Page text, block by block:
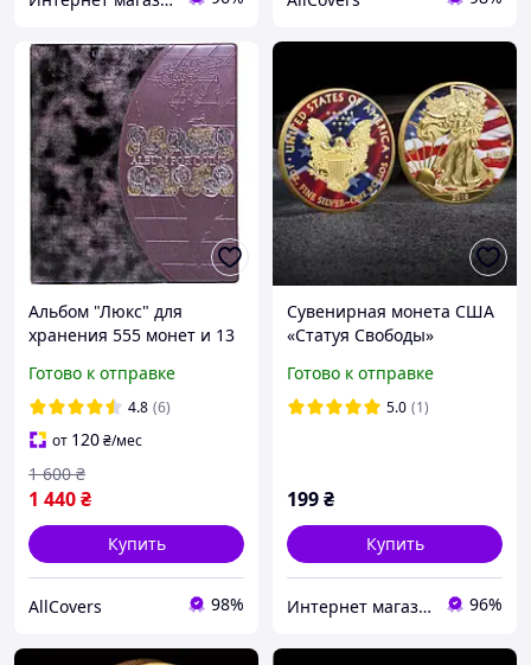
Альбом "Люкс" для
хранения 555 монет и 13
Альбом для нумизматики
Бордо
Готово к отправке
4.8 (6)
от 120₴/мес
1 440₴
1 600 ₴
Купить
AllCovers 98%
Сувенирная монета США
«Статуя Свободы»
Готово к отправке
5.0 (1)
199₴
Купить
Интернет магазин GSM-V 96%